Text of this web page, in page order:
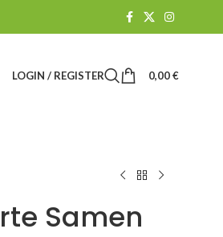
LOGIN / REGISTER 0,00€
Samen